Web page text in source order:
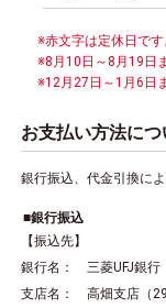
※赤文字は定休日です
※8月10日～8月19日
※12月27日～1月6日
お支払い方法につ
銀行振込、代金引換に
銀行振込
【振込先】
銀行名： 三菱UFJ銀行
支店名： 高畑支店（